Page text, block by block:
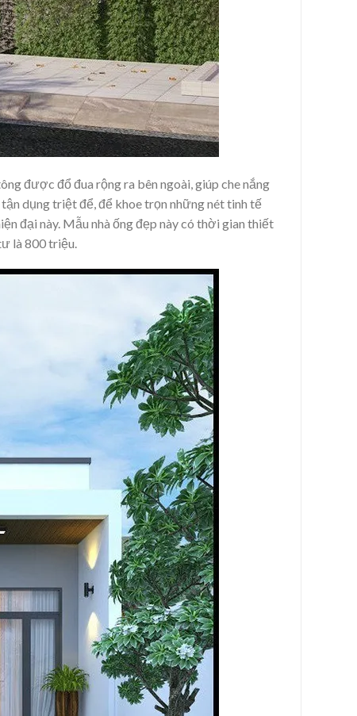
được đổ đua rộng ra bên ngoài, giúp che nắng
dụng triệt để, để khoe trọn những nét tinh tế
đại này. Mẫu nhà ống đẹp này có thời gian thiết
là 800 triệu.